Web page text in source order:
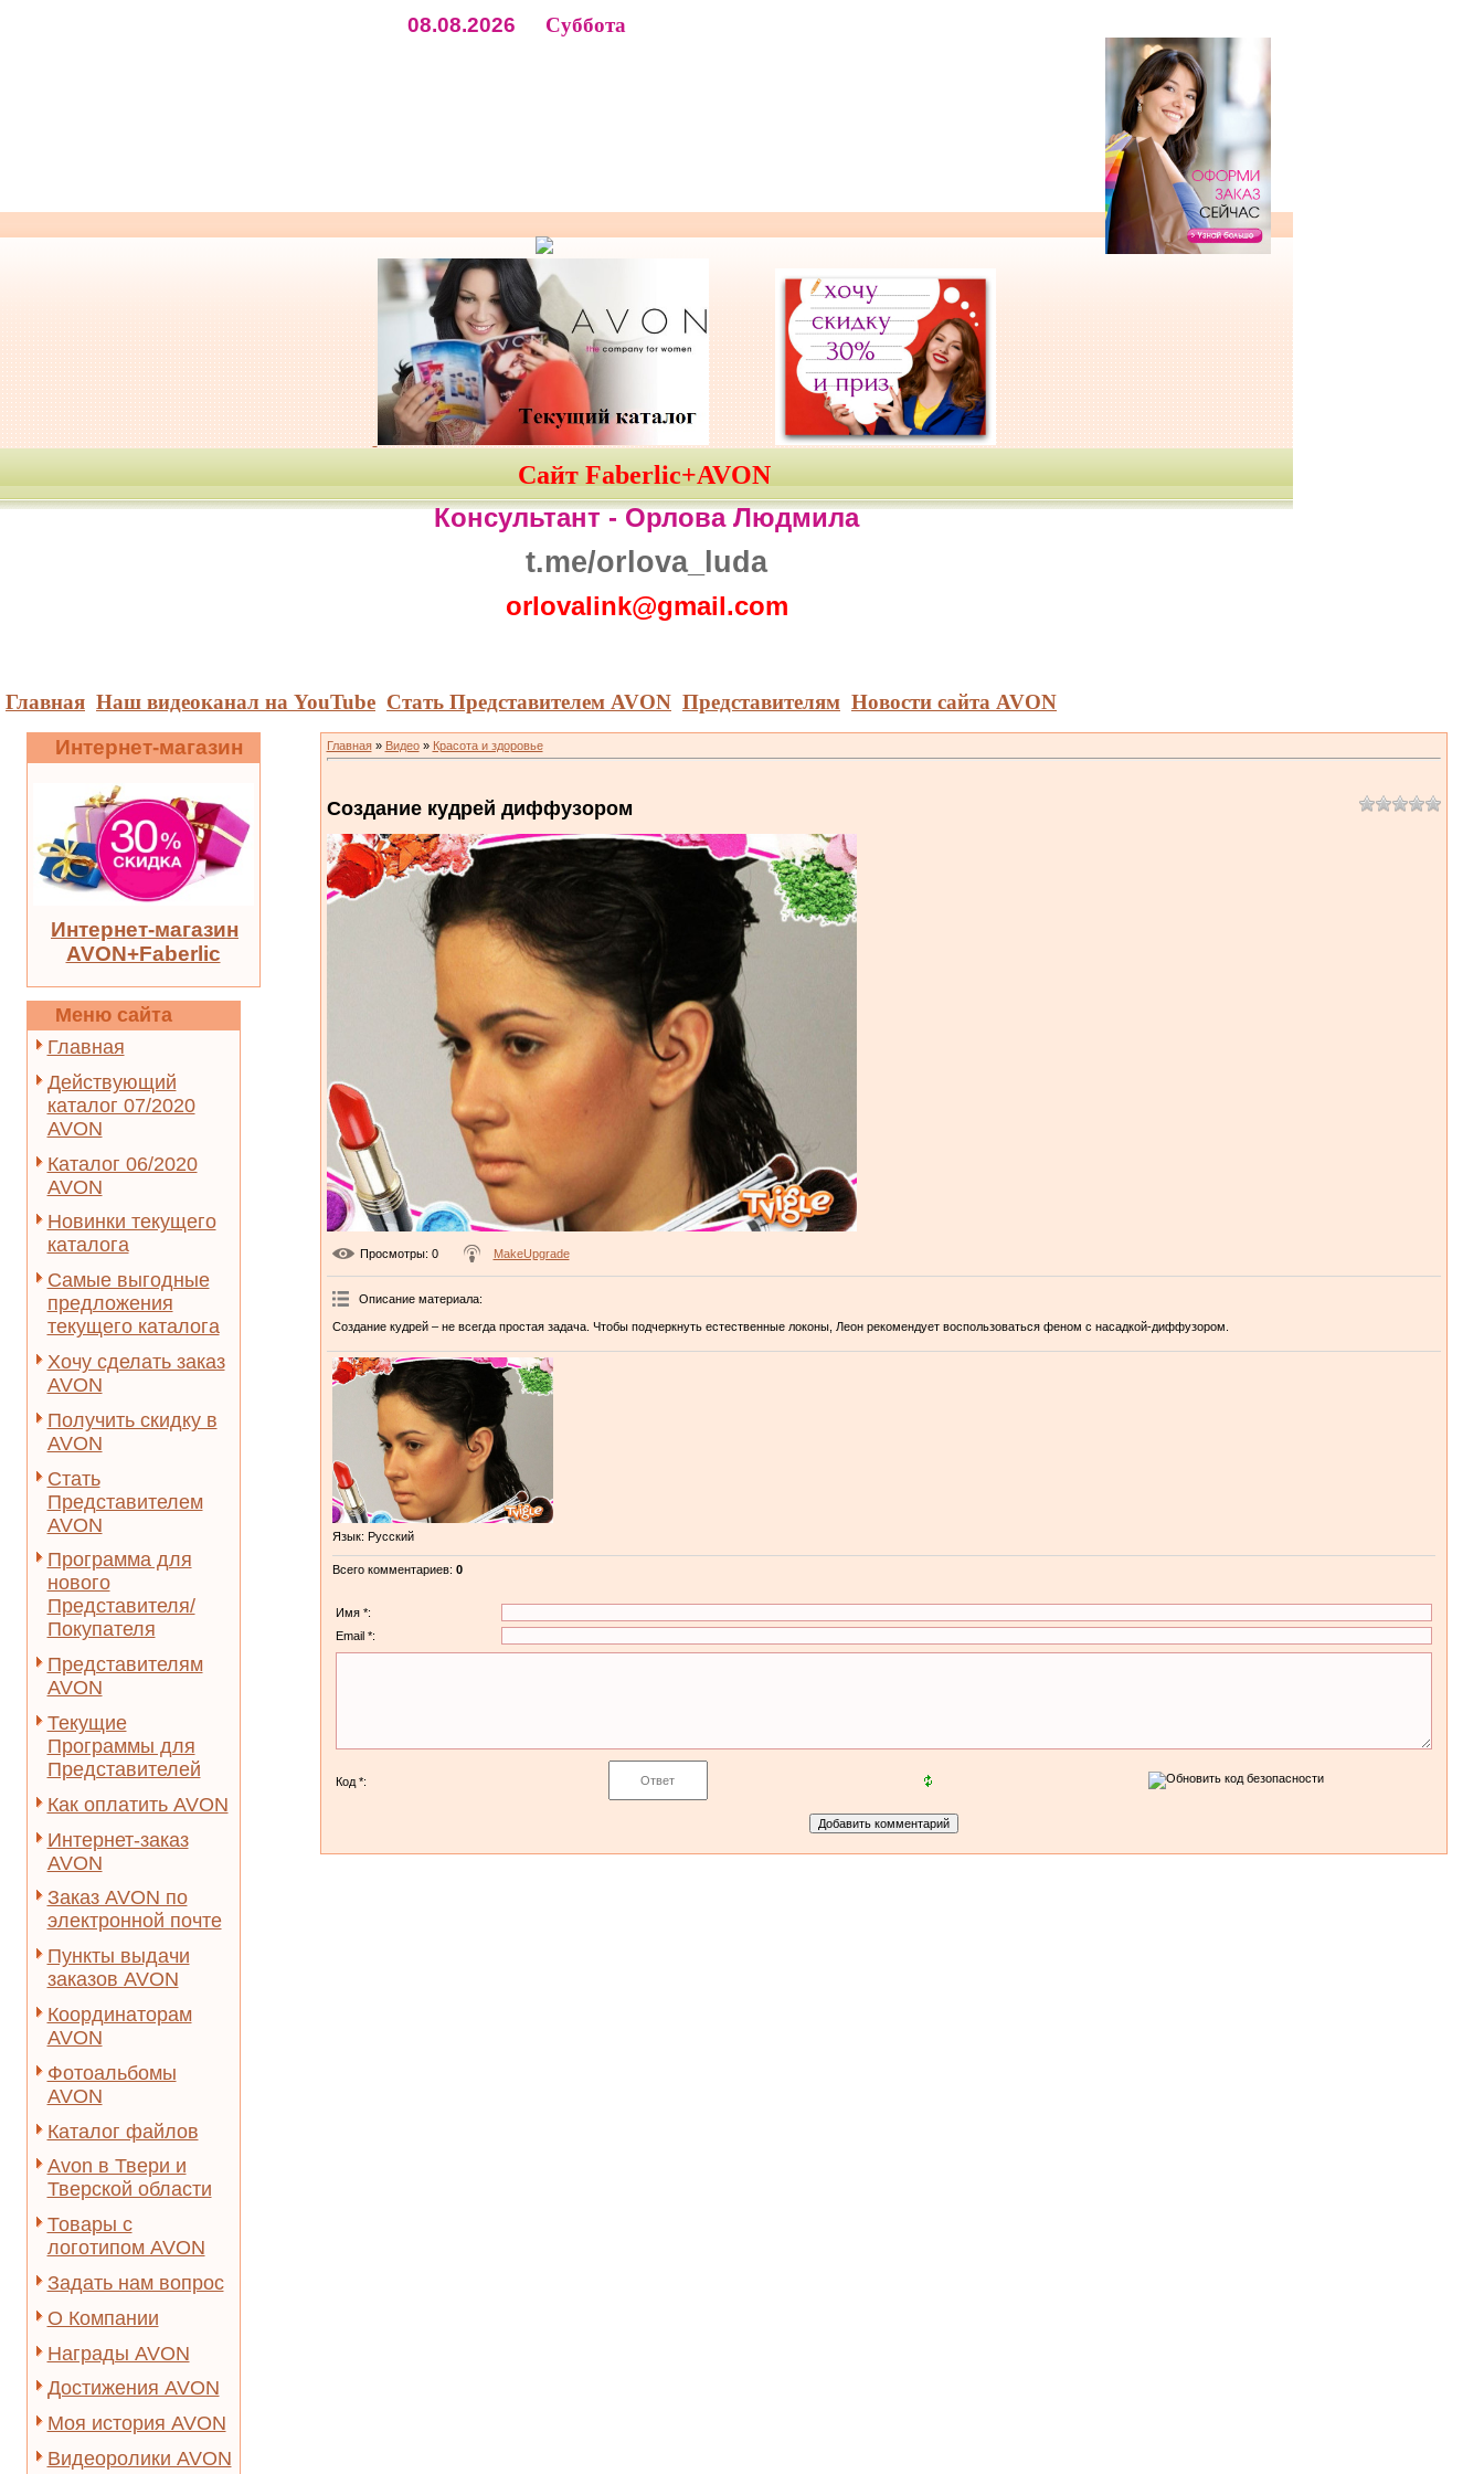
08.08.2026 Суббота
Сайт Faberlic+AVON
Консультант -Орлова Людмила
t.me/orlova_luda
orlovalink@gmail.com
Главная Наш видеоканал на YouTube Стать Представителем AVON Представителям Новости сайта AVON
Интернет-магазин
Интернет-магазин
AVON+Faberlic
Меню сайта
Главная
Действующий
каталог 07/2020
AVON
Каталог 06/2020
AVON
Новинки текущего
каталога
Самые выгодные
предложения
текущего каталога
Хочу сделать заказ
AVON
Получить скидку в
AVON
Стать
Представителем
AVON
Программа для
нового
Представителя/
Покупателя
Представителям
AVON
Текущие
Программы для
Представителей
Как оплатить AVON
Интернет-заказ
AVON
Заказ AVON по
электронной почте
Пункты выдачи
заказов AVON
Координаторам
AVON
Фотоальбомы
AVON
Каталог файлов
Avon в Твери и
Тверской области
Товары с
логотипом AVON
Задать нам вопрос
О Компании
Награды AVON
Достижения AVON
Моя история AVON
Видеоролики AVON
Главная» Видео» Красота и здоровье
Создание кудрей диффузором
Просмотры: 0 MakeUpgrade
Описание материала:
Создание кудрей – не всегда простая задача. Чтобы подчеркнуть естественные локоны, Леон рекомендует воспользоваться феном с насадкой-диффузором.
Язык: Русский
Всего комментариев: 0
Имя *:
Email *:
Код *: